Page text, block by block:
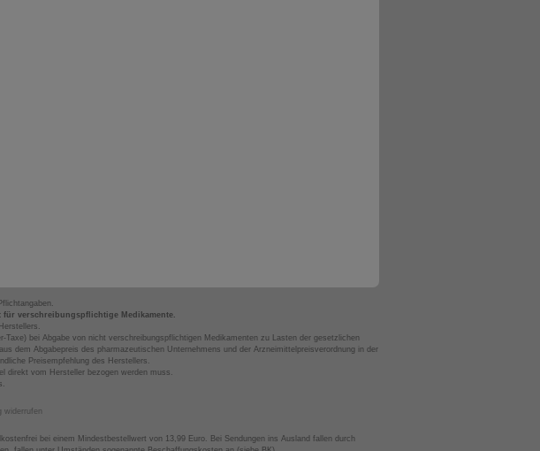
verschreibungspflichtige Medikamente.
bei Abgabe von nicht verschreibungspflichtigen Medikamenten zu Lasten der gesetzlichen
dem Abgabepreis des pharmazeutischen Unternehmens und der Arzneimittelpreisverordnung in der
Preisempfehlung des Herstellers.
direkt vom Hersteller bezogen werden muss.
widerrufen
bei einem Mindestbestellwert von 13,99 Euro. Bei Sendungen ins Ausland fallen durch